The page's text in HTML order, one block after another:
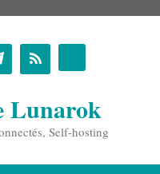
Lunarok
Self-hosting